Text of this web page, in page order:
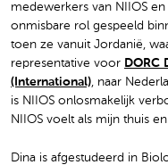
medewerkers van NIIOS
onmisbare rol gespeeld
toen ze vanuit Jordanië,
representative voor DORC
(International), naar
is NIIOS onlosmakelijk
NIIOS voelt als mijn thuis
Dina is afgestudeerd in